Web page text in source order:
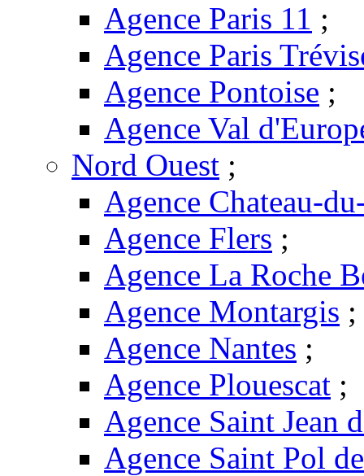
Agence Paris 11 ;
Agence Paris
Agence Pontoise ;
Agence Val
Nord Ouest ;
Agence Chateau-
Agence Flers ;
Agence La Roche
Agence Montargis ;
Agence Nantes ;
Agence Plouescat ;
Agence Saint Jean
Agence Saint Pol